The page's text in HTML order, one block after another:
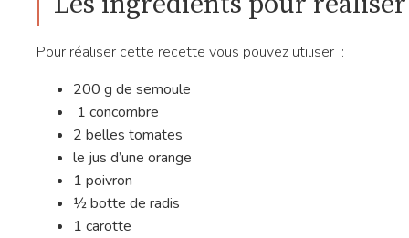
Pour réaliser cette recette vous pouvez utiliser :
200 g de semoule
1 concombre
2 belles tomates
le jus d’une orange
1 poivron
½ botte de radis
1 carotte